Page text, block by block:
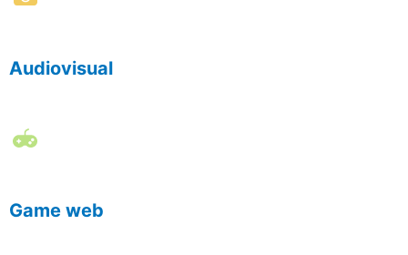
Audiovisual
Game web